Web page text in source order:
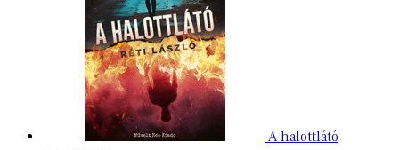
A halottlátó